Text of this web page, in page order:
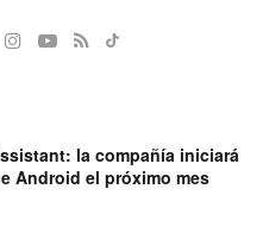
la compañía iniciará
Android el próximo mes